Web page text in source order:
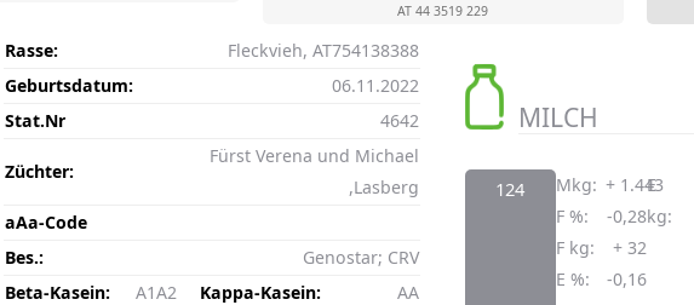
AT 44 3519 229
Rasse:
Fleckvieh, AT754138388
Geburtsdatum:
06.11.2022
Stat.Nr
4642
Züchter:
Fürst Verena und Michael
,Lasberg
aAa-Code
Bes.:
Genostar; CRV
Beta-Kasein:
A1A2 Kappa-Kasein:
AA
MILCH
124 Mkg: + 1.443
F %:
-0,28
F kg:
+ 32
E %:
-0,16
E
kg: